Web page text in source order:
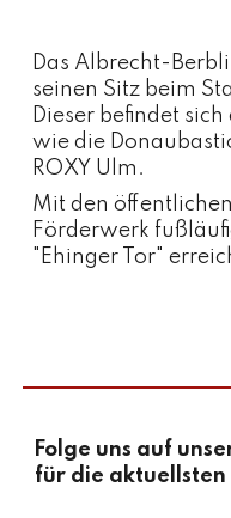
Das Albrecht-
seinen Sitz beim
Dieser befindet
wie die
ROXY Ulm.
Mit den
Förderwerk
"Ehinger Tor"
Folge uns auf
für die aktuellsten